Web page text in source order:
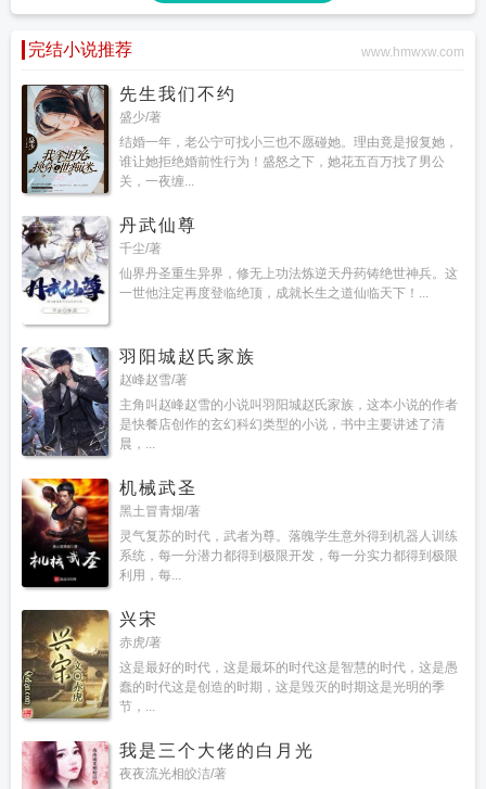
完结小说推荐 www.hmwxw.com
先生我们不约
盛少/著
结婚一年，老公宁可找小三也不愿碰她。理由竟是报复她，
谁让她拒绝婚前性行为！盛怒之下，她花五百万找了男公
关，一夜缠...
丹武仙尊
千尘/著
仙界丹圣重生异界，修无上功法炼逆天丹药铸绝世神兵。这
一世他注定再度登临绝顶，成就长生之道仙临天下！...
羽阳城赵氏家族
赵峰赵雪/著
主角叫赵峰赵雪的小说叫羽阳城赵氏家族，这本小说的作者
是快餐店创作的玄幻科幻类型的小说，书中主要讲述了清
晨，...
机械武圣
黑土冒青烟/著
灵气复苏的时代，武者为尊。落魄学生意外得到机器人训练
系统，每一分潜力都得到极限开发，每一分实力都得到极限
利用，每...
兴宋
赤虎/著
这是最好的时代，这是最坏的时代这是智慧的时代，这是愚
蠢的时代这是创造的时期，这是毁灭的时期这是光明的季
节，...
我是三个大佬的白月光
夜夜流光相皎洁/著